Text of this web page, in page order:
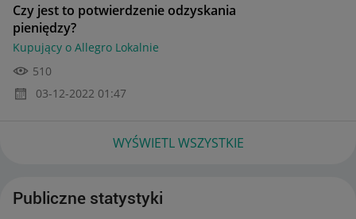
Czy jest to potwierdzenie odzyskania
pieniędzy?
Kupujący o Allegro Lokalnie
510
‎03-12-2022 01:47
WYŚWIETL WSZYSTKIE
Publiczne statystyki